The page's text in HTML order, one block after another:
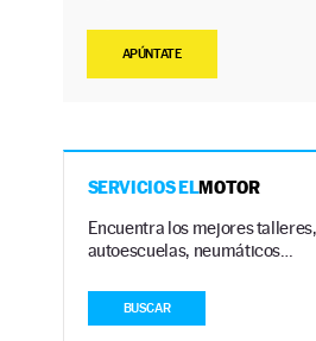
APÚNTATE
SERVICIOS ELMOTOR
Encuentra los mejores
autoescuelas, neumáticos…
BUSCAR